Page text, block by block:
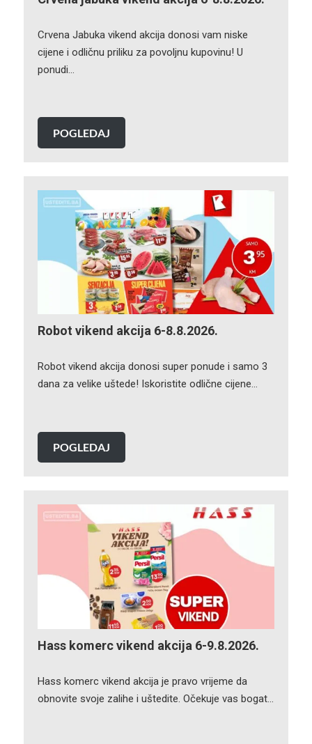
Crvena Jabuka vikend akcija donosi vam niske
cijene i odličnu priliku za povoljnu kupovinu! U
ponudi…
POGLEDAJ
Robot vikend akcija 6-8.8.2026.
Robot vikend akcija donosi super ponude i samo 3
dana za velike uštede! Iskoristite odlične cijene…
POGLEDAJ
Hass komerc vikend akcija 6-9.8.2026.
Hass komerc vikend akcija je pravo vrijeme da
obnovite svoje zalihe i uštedite. Očekuje vas bogat…